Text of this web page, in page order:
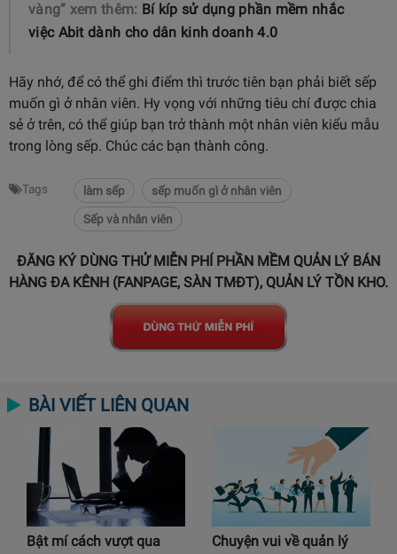
vàng” xem thêm: Bí kíp sử dụng phần mềm nhắc
việc Abit dành cho dân kinh doanh 4.0
Hãy nhớ, để có thể ghi điểm thì trước tiên bạn phải biết sếp
muốn gì ở nhân viên. Hy vọng với những tiêu chí được chia
sẻ ở trên, có thể giúp bạn trở thành một nhân viên kiểu mẫu
trong lòng sếp. Chúc các bạn thành công.
Tags làm sếp
sếp muốn gì ở nhân viên
Sếp và nhân viên
ĐĂNG KÝ DÙNG THỬ MIỄN PHÍ PHẦN MỀM QUẢN LÝ BÁN
HÀNG ĐA KÊNH (FANPAGE, SÀN TMĐT), QUẢN LÝ TỒN KHO.
BÀI VIẾT LIÊN QUAN
Bật mí cách vượt qua
Chuyện vui về quản lý